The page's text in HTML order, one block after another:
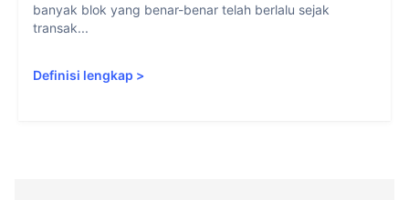
banyak blok yang benar-benar telah berlalu sejak
transak...
Definisi lengkap >